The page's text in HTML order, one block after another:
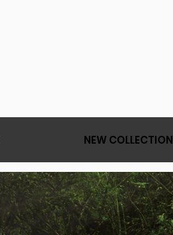
NEW COLLECTION